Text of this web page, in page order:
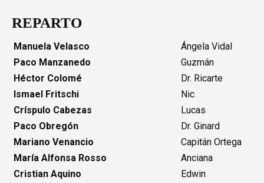
REPARTO
Manuela Velasco
Ángela Vidal
Paco Manzanedo
Guzmán
Héctor Colomé
Dr. Ricarte
Ismael Fritschi
Nic
Críspulo Cabezas
Lucas
Paco Obregón
Dr. Ginard
Mariano Venancio
Capitán Ortega
María Alfonsa Rosso
Anciana
Cristian Aquino
Edwin